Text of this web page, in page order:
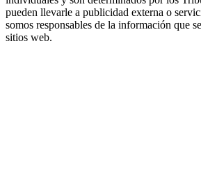
pueden llevarle a publicidad externa o
somos responsables de la información que
sitios web.